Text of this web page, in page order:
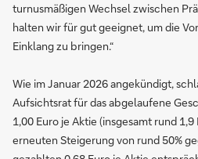
turnusmäßigen Wechsel zwischen
halten wir für gut geeignet, um die
Einklang zu bringen.“
Wie im Januar 2026 angekündigt,
Aufsichtsrat für das abgelaufene
1,00 Euro je Aktie (insgesamt rund
erneuten Steigerung von rund 50%